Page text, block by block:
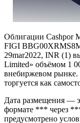
Облигации Cashpor
FIGI
Limited» объёмом 1
внебиржевом рынке.
торгуется как